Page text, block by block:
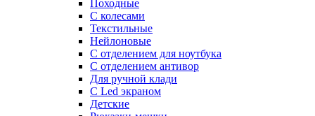
Походные
С колесами
Текстильные
Нейлоновые
С отделением для ноутбука
С отделением антивор
Для ручной клади
С Led экраном
Детские